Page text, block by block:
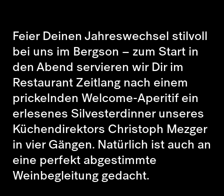
Feier Deinen Jahreswechsel stilvoll
bei uns im Bergson – zum Start in
den Abend servieren wir Dir im
Restaurant Zeitlang nach einem
prickelnden Welcome-Aperitif ein
erlesenes Silvesterdinner unseres
Küchendirektors Christoph Mezger
in vier Gängen. Natürlich ist auch an
eine perfekt abgestimmte
Weinbegleitung gedacht.